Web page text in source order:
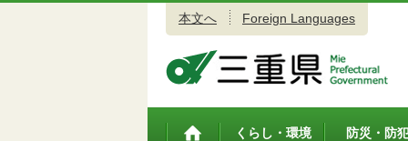
本文へ Foreign Languages
くらし・環境 防災・防